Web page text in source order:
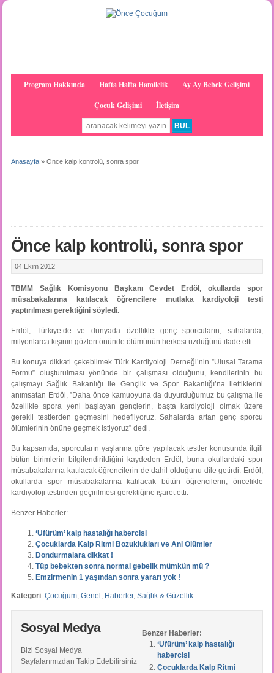
Program Hakkında Hafta Hafta Hamilelik
Ay Ay Bebek Gelişimi
Çocuk Gelişimi
İletişim
Anasayfa» Önce kalp kontrolü, sonra spor
Önce kalp kontrolü, sonra spor
04 Ekim 2012
TBMM Sağlık Komisyonu Başkanı Cevdet Erdöl, okullarda spor
müsabakalarına katılacak öğrencilere mutlaka kardiyoloji testi
yaptırılması gerektiğini söyledi.
Erdöl, Türkiye’de ve dünyada özellikle genç sporcuların, sahalarda,
milyonlarca kişinin gözleri önünde ölümünün herkesi üzdüğünü ifade etti.
Bu konuya dikkati çekebilmek Türk Kardiyoloji Derneği’nin ”Ulusal Tarama
Formu” oluşturulması yönünde bir çalışması olduğunu, kendilerinin bu
çalışmayı Sağlık Bakanlığı ile Gençlik ve Spor Bakanlığı’na ilettiklerini
anımsatan Erdöl, ”Daha önce kamuoyuna da duyurduğumuz bu çalışma ile
özellikle spora yeni başlayan gençlerin, başta kardiyoloji olmak üzere
gerekli testlerden geçmesini hedefliyoruz. Sahalarda artan genç sporcu
ölümlerinin önüne geçmek istiyoruz” dedi.
Bu kapsamda, sporcuların yaşlarına göre yapılacak testler konusunda ilgili
bütün birimlerin bilgilendirildiğini kaydeden Erdöl, buna okullardaki spor
müsabakalarına katılacak öğrencilerin de dahil olduğunu dile getirdi. Erdöl,
okullarda spor müsabakalarına katılacak bütün öğrencilerin, öncelikle
kardiyoloji testinden geçirilmesi gerektiğine işaret etti.
Benzer Haberler:
‘Üfürüm’ kalp hastalığı habercisi
Çocuklarda Kalp Ritmi Bozuklukları ve Ani Ölümler
Dondurmalara dikkat !
Tüp bebekten sonra normal gebelik mümkün mü ?
Emzirmenin 1 yaşından sonra yararı yok !
Kategori: Çocuğum, Genel , Haberler, Sağlık & Güzellik
Benzer Haberler:
‘Üfürüm’ kalp hastalığı
habercisi
Çocuklarda Kalp Ritmi
Sosyal Medya
Bizi Sosyal Medya
Sayfalarımızdan Takip Edebilirsiniz